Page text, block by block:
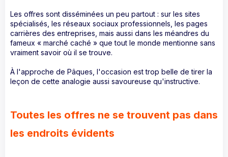
Les offres sont disséminées un peu partout : sur les sites
spécialisés, les réseaux sociaux professionnels, les pages
carrières des entreprises, mais aussi dans les méandres du
fameux « marché caché » que tout le monde mentionne sans
vraiment savoir où il se trouve.
À l'approche de Pâques, l'occasion est trop belle de tirer la
leçon de cette analogie aussi savoureuse qu'instructive.
Toutes les offres ne se trouvent pas dans
les endroits évidents